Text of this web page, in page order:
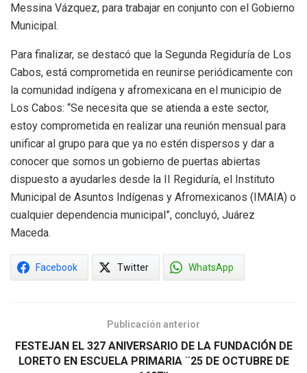
Messina Vázquez, para trabajar en conjunto con el Gobierno
Municipal.
Para finalizar, se destacó que la Segunda Regiduría de Los
Cabos, está comprometida en reunirse periódicamente con
la comunidad indígena y afromexicana en el municipio de
Los Cabos: “Se necesita que se atienda a este sector,
estoy comprometida en realizar una reunión mensual para
unificar al grupo para que ya no estén dispersos y dar a
conocer que somos un gobierno de puertas abiertas
dispuesto a ayudarles desde la II Regiduría, el Instituto
Municipal de Asuntos Indígenas y Afromexicanos (IMAIA) o
cualquier dependencia municipal”, concluyó, Juárez
Maceda.
Facebook Twitter WhatsApp
Publicación anterior
FESTEJAN EL 327 ANIVERSARIO DE LA FUNDACIÓN DE
LORETO EN ESCUELA PRIMARIA ¨25 DE OCTUBRE DE